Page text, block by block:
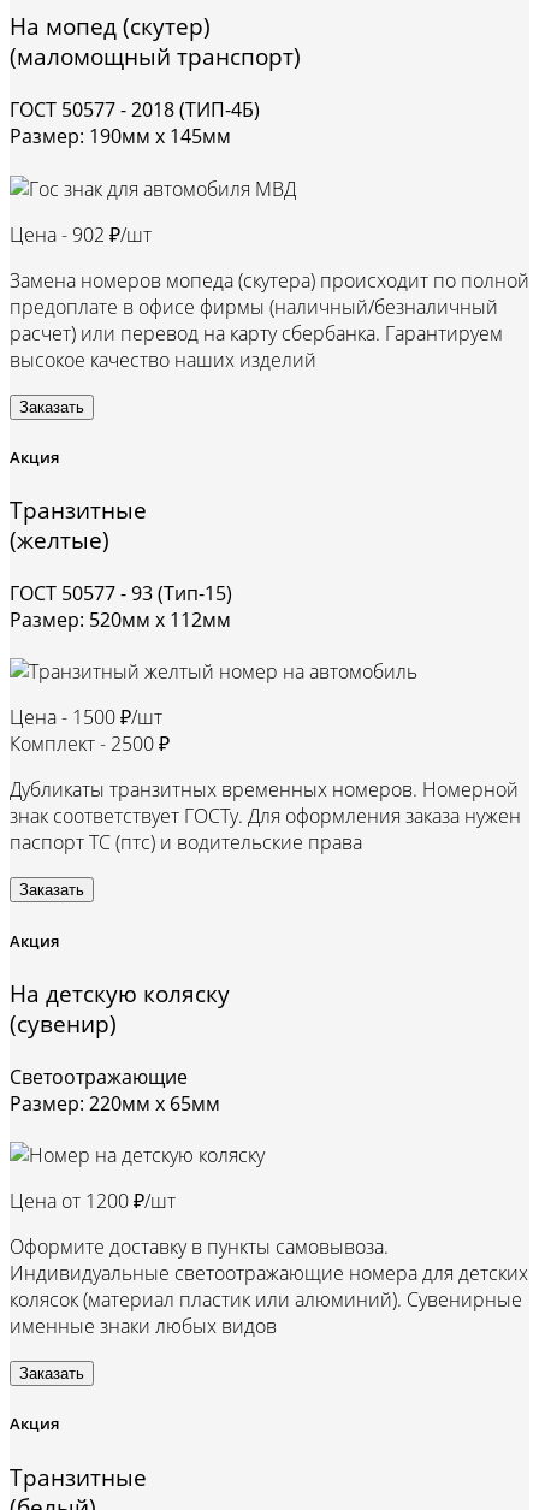
На мопед (скутер)
(маломощный транспорт)
ГОСТ 50577 - 2018 (ТИП-4Б)
Размер: 190мм х 145мм
Цена - 902 ₽/шт
Замена номеров мопеда (скутера) происходит по полной
предоплате в офисе фирмы (наличный/безналичный
расчет) или перевод на карту сбербанка. Гарантируем
высокое качество наших изделий
Заказать
Акция
Транзитные
(желтые)
ГОСТ 50577 - 93 (Тип-15)
Размер: 520мм х 112мм
Цена - 1500 ₽/шт
Комплект - 2500 ₽
Дубликаты транзитных временных номеров. Номерной
знак соответствует ГОСТу. Для оформления заказа нужен
паспорт ТС (птс) и водительские права
Заказать
Акция
На детскую коляску
(сувенир)
Светоотражающие
Размер: 220мм х 65мм
Цена от 1200 ₽/шт
Оформите доставку в пункты самовывоза.
Индивидуальные светоотражающие номера для детских
колясок (материал пластик или алюминий). Сувенирные
именные знаки любых видов
Заказать
Акция
Транзитные